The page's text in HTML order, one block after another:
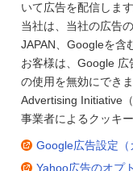
いて広告を配信します
当社は、当社の広告
JAPAN、Googleを含
お客様は、Google
の使用を無効にでき
Advertising Initiative
事業者によるクッキ
Google広告設定（
Yahoo広告のオプ